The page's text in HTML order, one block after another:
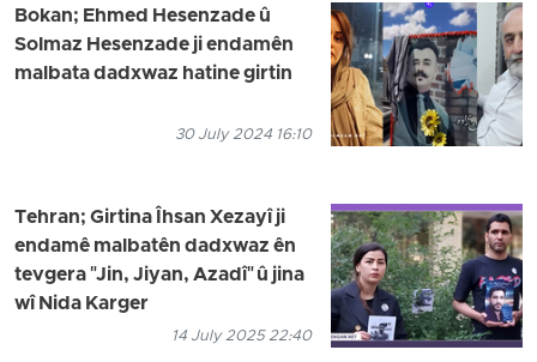
Bokan; Ehmed Hesenzade û
Solmaz Hesenzade ji endamên
malbata dadxwaz hatine girtin
30 July 2024 16:10
Tehran; Girtina Îhsan Xezayî ji
endamê malbatên dadxwaz ên
tevgera "Jin, Jiyan, Azadî" û jina
wî Nida Karger
14 July 2025 22:40